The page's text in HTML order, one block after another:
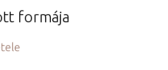
formája